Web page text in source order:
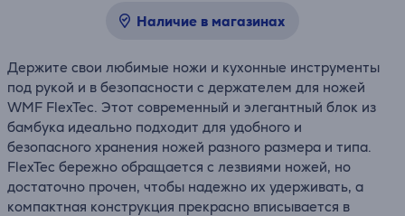
Наличие в магазинах
Держите свои любимые ножи и кухонные инструменты
под рукой и в безопасности с держателем для ножей
WMF FlexTec. Этот современный и элегантный блок из
бамбука идеально подходит для удобного и
безопасного хранения ножей разного размера и типа.
FlexTec бережно обращается с лезвиями ножей, но
достаточно прочен, чтобы надежно их удерживать, а
компактная конструкция прекрасно вписывается в